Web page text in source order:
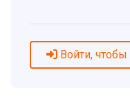
Войти,